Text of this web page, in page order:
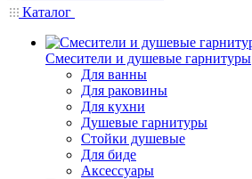
Каталог
Смесители и душевые гарнитуры
Для ванны
Для раковины
Для кухни
Душевые гарнитуры
Стойки душевые
Для биде
Аксессуары